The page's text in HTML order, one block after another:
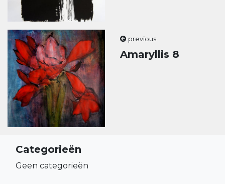
previous
Amaryllis 8
Categorieën
Geen categorieën